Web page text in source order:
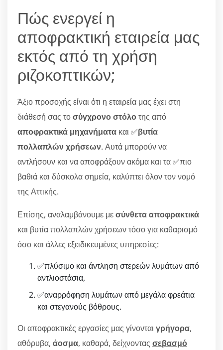
Πώς ενεργεί η
αποφρακτική εταιρεία μας
εκτός από τη χρήση
ριζοκοπτικών;
Άξιο προσοχής είναι ότι η εταιρεία μας έχει στη
διάθεσή σας τοσύγχρονο στόλοτης από
αποφρακτικά μηχανήματα και ✅βυτία
πολλαπλών χρήσεων. Αυτά μπορούν να
αντλήσουν και να αποφράξουν ακόμα και τα ✅πιο
βαθιά και δύσκολα σημεία, καλύπτει όλον τον νομό
της Αττικής.
Επίσης, αναλαμβάνουμε μεσύνθετα αποφρακτικά
και βυτία πολλαπλών χρήσεων τόσο για καθαρισμό
όσο και άλλες εξειδικευμένες υπηρεσίες:
✅πλύσιμο και άντληση στερεών λυμάτων από
αντλιοστάσια,
✅αναρρόφηση λυμάτων από μεγάλα φρεάτια
και στεγανούς βόθρους.
Οι αποφρακτικές εργασίες μας γίνονται γρήγορα,
αθόρυβα, άοσμα, καθαρά, δείχνοντας σεβασμό